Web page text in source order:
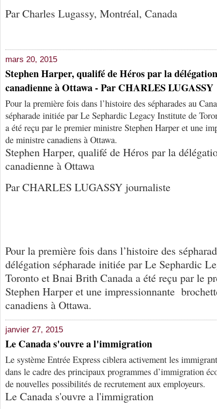
Par Charles Lugassy, Montréal, Canada
mars 20, 2015
Stephen Harper, qualifé de Héros par la
canadienne à Ottawa - Par CHARLES LUGASSY
Pour la première fois dans l’histoire des sépharades au
sépharade initiée par Le Sephardic Legacy Institute de
a été reçu par le premier ministre Stephen Harper et une
de ministre canadiens à Ottawa.
Stephen Harper, qualifé de Héros par la
canadienne à Ottawa
Par CHARLES LUGASSY journaliste
Pour la première fois dans l’histoire des
délégation sépharade initiée par Le Sephardic
Toronto et Bnai Brith Canada a été reçu par le
Stephen Harper et une impressionnante
canadiens à Ottawa.
janvier 27, 2015
Le Canada s'ouvre a l'immigration
Le système Entrée Express ciblera activement les
dans le cadre des principaux programmes d’immigration
de nouvelles possibilités de recrutement aux employeurs.
Le Canada s'ouvre a l'immigration